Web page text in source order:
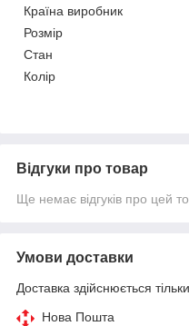
Країна виробник
Розмір
Стан
Колір
Відгуки про товар
Ще немає відгуків про цей
Умови доставки
Доставка здійснюється
Нова Пошта